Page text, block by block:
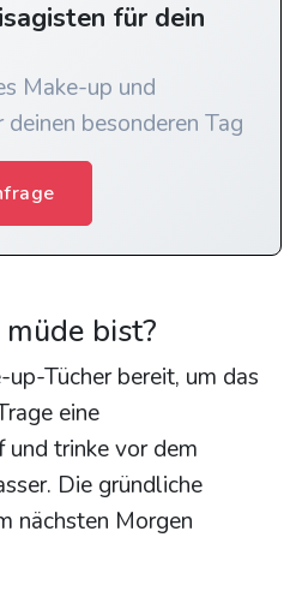
für dein
Make-up und
besonderen Tag
bist?
Tücher bereit, um das
eine
und trinke vor dem
Die gründliche
nächsten Morgen